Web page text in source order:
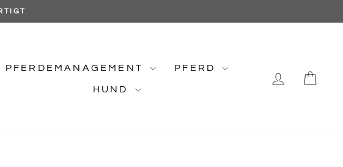
PFERDEMANAGEMENT PFERD
HUND